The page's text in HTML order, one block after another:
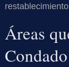
Áreas